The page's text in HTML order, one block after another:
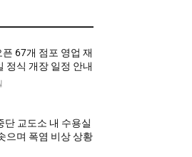
67개 점포 영업 재
정식 개장 일정 안내
단 교도소 내 수용실
으며 폭염 비상 상황